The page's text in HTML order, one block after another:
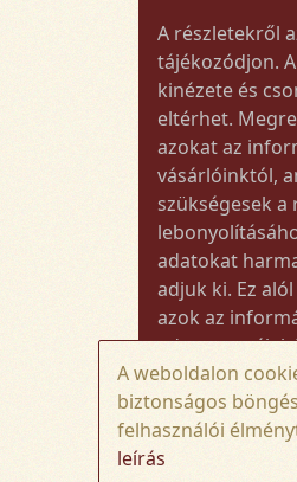
A részletekről
tájékozódjon.
kinézete és
eltérhet.
azokat az
vásárlóinktól,
szükségesek a
adatokat
adjuk ki. Ez
azok az
adott termék
kiszállításához
Amennyiben a
összege
A weboldalon
biztonságos
felhasználói
leírás